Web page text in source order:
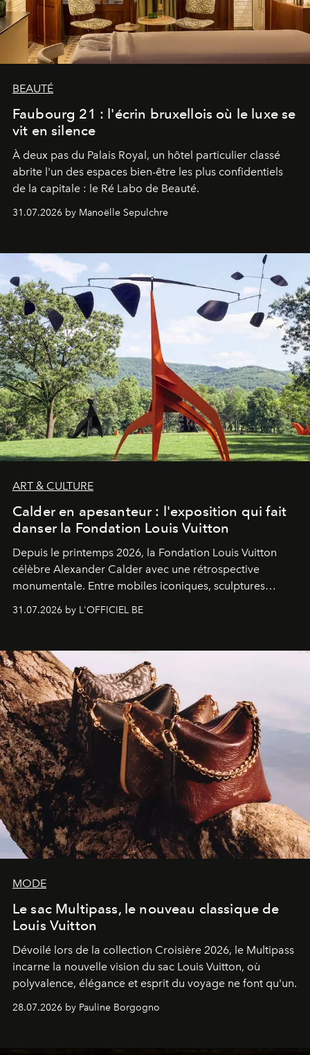
BEAUTÉ
Faubourg 21 : l'écrin bruxellois où le luxe se
vit en silence
À deux pas du Palais Royal, un hôtel particulier classé
abrite l'un des espaces bien-être les plus confidentiels
de la capitale : le Ré Labo de Beauté.
31.07.2026 by Manoëlle Sepulchre
ART & CULTURE
Calder en apesanteur : l'exposition qui fait
danser la Fondation Louis Vuitton
Depuis le printemps 2026, la Fondation Louis Vuitton
célèbre Alexander Calder avec une rétrospective
monumentale. Entre mobiles iconiques, sculptures
américain investit les espaces imaginés par Frank Gehry
sculpture.
31.07.2026 by L'OFFICIEL BE
MODE
Le sac Multipass, le nouveau classique de
Louis Vuitton
Dévoilé lors de la collection Croisière 2026, le Multipass
incarne la nouvelle vision du sac Louis Vuitton, où
polyvalence, élégance et esprit du voyage ne font qu'un.
28.07.2026 by Pauline Borgogno